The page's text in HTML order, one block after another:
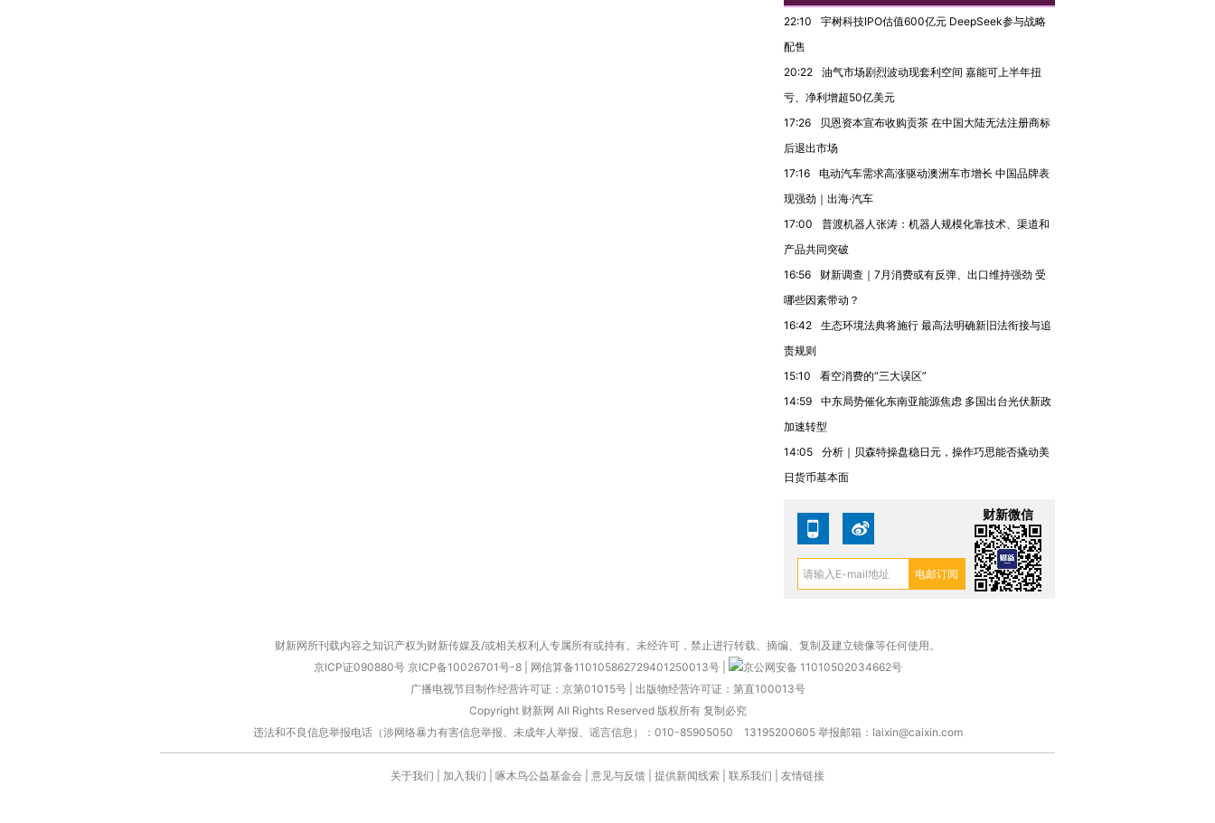
22:10
宇树科技IPO估值600亿元 DeepSeek参与战略
配售
20:22
油气市场剧烈波动现套利空间 嘉能可上半年扭
亏、净利增超50亿美元
17:26
贝恩资本宣布收购贡茶 在中国大陆无法注册商标
后退出市场
17:16
电动汽车需求高涨驱动澳洲车市增长 中国品牌表
现强劲｜出海·汽车
17:00
普渡机器人张涛：机器人规模化靠技术、渠道和
产品共同突破
16:56
财新调查｜7月消费或有反弹、出口维持强劲 受
哪些因素带动？
16:42
生态环境法典将施行 最高法明确新旧法衔接与追
责规则
15:10
看空消费的“三大误区”
14:59
中东局势催化东南亚能源焦虑 多国出台光伏新政
加速转型
14:05
分析｜贝森特操盘稳日元，操作巧思能否撬动美
日货币基本面
财新微信
财新网所刊载内容之知识产权为财新传媒及/或相关权利人专属所有或持有。未经许可，禁止进行转载、摘编、复制及建立镜像等任何使用。
京ICP证090880号 京ICP备10026701号-8 网信算备110105862729401250013号
京公网安备 11010502034662号
广播电视节目制作经营许可证：京第01015号| 出版物经营许可证：第直100013号
Copyright 财新网 All Rights Reserved 版权所有 复制必究
违法和不良信息举报电话（涉网络暴力有害信息举报、未成年人举报、谣言信息）：010-85905050 13195200605 举报邮箱：laixin@caixin.com
关于我们 加入我们 啄木鸟公益基金会 意见与反馈 提供新闻线索 联系我们 友情链接